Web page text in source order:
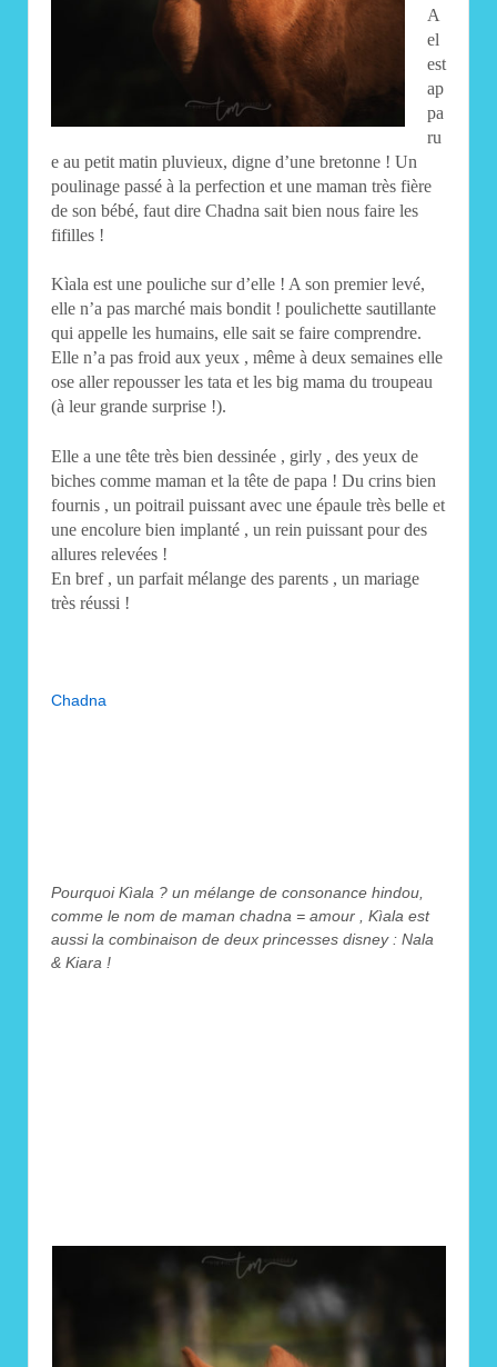
A
el
est
ap
pa
ru
e au petit matin pluvieux, digne d’une bretonne ! Un
poulinage passé à la perfection et une maman très fière
de son bébé, faut dire Chadna sait bien nous faire les
fifilles !
Kìala est une pouliche sur d’elle ! A son premier levé,
elle n’a pas marché mais bondit ! poulichette sautillante
qui appelle les humains, elle sait se faire comprendre.
Elle n’a pas froid aux yeux , même à deux semaines elle
ose aller repousser les tata et les big mama du troupeau
(à leur grande surprise !).
Elle a une tête très bien dessinée , girly , des yeux de
biches comme maman et la tête de papa ! Du crins bien
fournis , un poitrail puissant avec une épaule très belle et
une encolure bien implanté , un rein puissant pour des
allures relevées !
En bref , un parfait mélange des parents , un mariage
très réussi !
Chadna
Pourquoi Kìala ? un mélange de consonance hindou,
comme le nom de maman chadna = amour , Kìala est
aussi la combinaison de deux princesses disney : Nala
& Kiara !